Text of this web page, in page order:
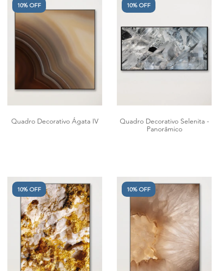
10% OFF
Quadro Decorativo Ágata IV
10% OFF
Quadro Decorativo Selenita -
Panorâmico
10% OFF 10% OFF